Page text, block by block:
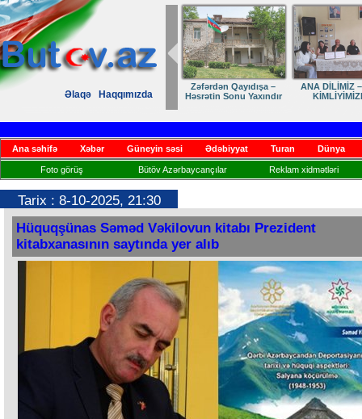
Əlaqə Haqqımızda
Dostumuza sürpriz
yubiley təbriki
Elmanın öz
Ana səhifə Xəbər Güneyin səsi Ədəbiyyat Turan Dünya
Foto görüş Bütöv Azərbaycançılar Reklam xidmətləri
Tarix : 8-10-2025, 21:30
Hüquqşünas Səməd Vəkilovun kitabı Prezident
kitabxanasının saytında yer alıb